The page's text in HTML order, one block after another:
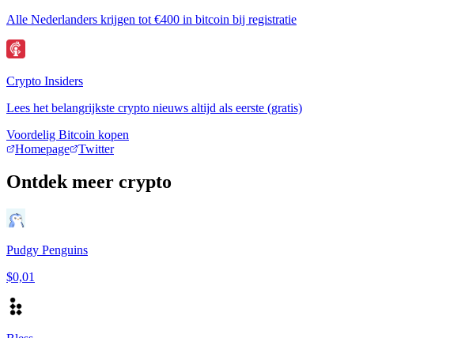
Alle Nederlanders krijgen tot €400 in bitcoin bij registratie
Crypto Insiders
Lees het belangrijkste crypto nieuws altijd als eerste (gratis)
Voordelig Bitcoin kopen
Homepage
Twitter
Ontdek meer crypto
Pudgy Penguins
$0,01